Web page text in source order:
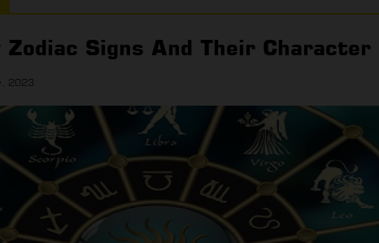
Signs And Their Character
2023